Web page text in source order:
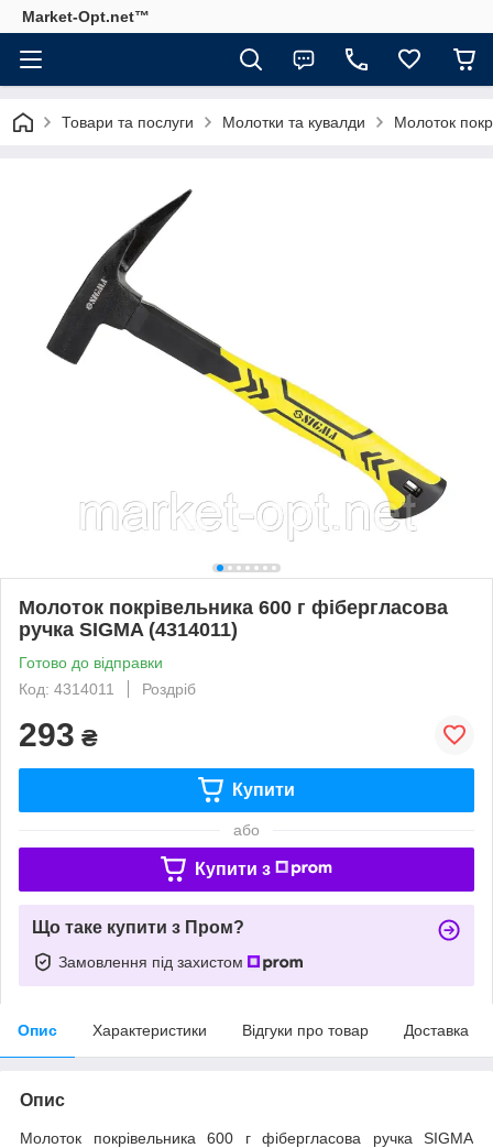
Market-Opt.net™
Товари та послуги Молотки та кувалди Молоток
Молоток покрівельника 600 г фібергласова
ручка SIGMA (4314011)
Готово до відправки
Код: 4314011
Роздріб
293 ₴
Купити
або
Купити з
Що таке купити з Пром?
Замовлення під захистом
Опис Характеристики Відгуки про товар Доставка
Опис
Молоток покрівельника 600 г фібергласова ручка SIGMA